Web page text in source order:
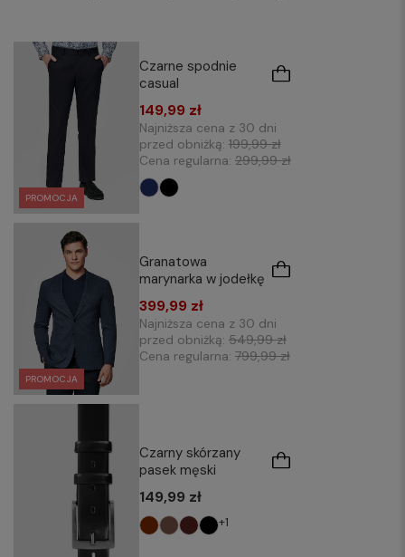
PROMOCJA
Czarne spodnie
casual
149,99 zł
Najniższa cena z 30 dni
przed obniżką: 199,99 zł
Cena regularna: 299,99 zł
PROMOCJA
Granatowa
marynarka w jodełkę
399,99 zł
Najniższa cena z 30 dni
przed obniżką: 549,99 zł
Cena regularna: 799,99 zł
Czarny skórzany
pasek męski
149,99 zł
+1